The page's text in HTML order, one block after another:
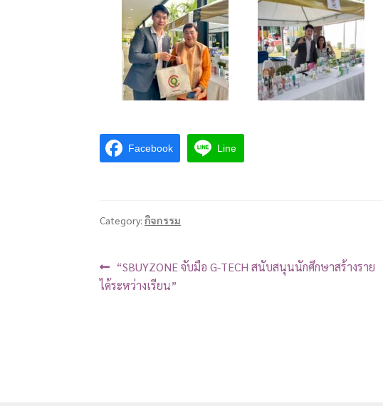
Facebook Line
Category:กิจกรรม
“SBUYZONE จับมือ G-TECH สนับสนุนนักศึกษาสร้างราย
ได้ระหว่างเรียน”